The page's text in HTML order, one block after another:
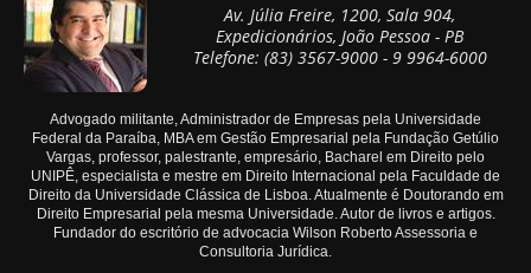
Av. Júlia Freire, 1200, Sala 904,
Expedicionários, João Pessoa - PB
Telefone: (83) 3567-9000 - 9 9964-6000
Advogado militante, Administrador de Empresas pela Universidade
Federal da Paraíba, MBA em Gestão Empresarial pela Fundação Getúlio
Vargas, professor, palestrante, empresário, Bacharel em Direito pelo
UNIPÊ, especialista e mestre em Direito Internacional pela Faculdade de
Direito da Universidade Clássica de Lisboa. Atualmente é Doutorando em
Direito Empresarial pela mesma Universidade. Autor de livros e artigos.
Fundador do escritório de advocacia Wilson Roberto Assessoria e
Consultoria Jurídica.